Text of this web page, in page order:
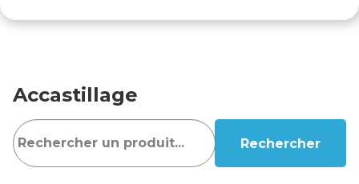
Accastillage
Rechercher